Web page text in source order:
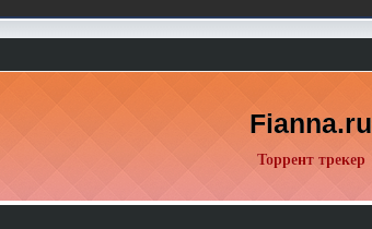
Fianna.ru
Торрент трекер